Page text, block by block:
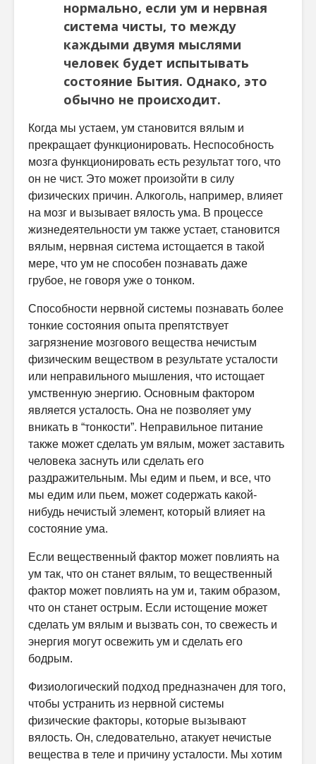
нормально, если ум и нервная
система чисты, то между
каждыми двумя мыслями
человек будет испытывать
состояние Бытия. Однако, это
обычно не происходит.
Когда мы устаем, ум становится вялым и
прекращает функционировать. Неспособность
мозга функционировать есть результат того, что
он не чист. Это может произойти в силу
физических причин. Алкоголь, например, влияет
на мозг и вызывает вялость ума. В процессе
жизнедеятельности ум также устает, становится
вялым, нервная система истощается в такой
мере, что ум не способен познавать даже
грубое, не говоря уже о тонком.
Способности нервной системы познавать более
тонкие состояния опыта препятствует
загрязнение мозгового вещества нечистым
физическим веществом в результате усталости
или неправильного мышления, что истощает
умственную энергию. Основным фактором
является усталость. Она не позволяет уму
вникать в “тонкости”. Неправильное питание
также может сделать ум вялым, может заставить
человека заснуть или сделать его
раздражительным. Мы едим и пьем, и все, что
мы едим или пьем, может содержать какой-
нибудь нечистый элемент, который влияет на
состояние ума.
Если вещественный фактор может повлиять на
ум так, что он станет вялым, то вещественный
фактор может повлиять на ум и, таким образом,
что он станет острым. Если истощение может
сделать ум вялым и вызвать сон, то свежесть и
энергия могут освежить ум и сделать его
бодрым.
Физиологический подход предназначен для того,
чтобы устранить из нервной системы
физические факторы, которые вызывают
вялость. Он, следовательно, атакует нечистые
вещества в теле и причину усталости. Мы хотим